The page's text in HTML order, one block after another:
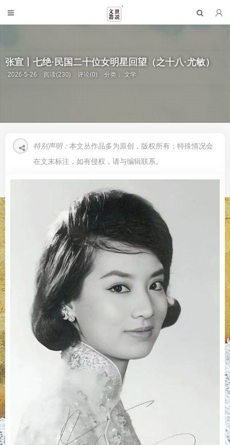
张宣丨七绝·民国二十位女明星回望（之十八·尤敏）
2026-5-26 阅读(230) 评论(0) 分类：文学
特别声明： 本文丛作品多为原创，版权所有；特殊情况会
在文末标注，如有侵权，请与编辑联系。